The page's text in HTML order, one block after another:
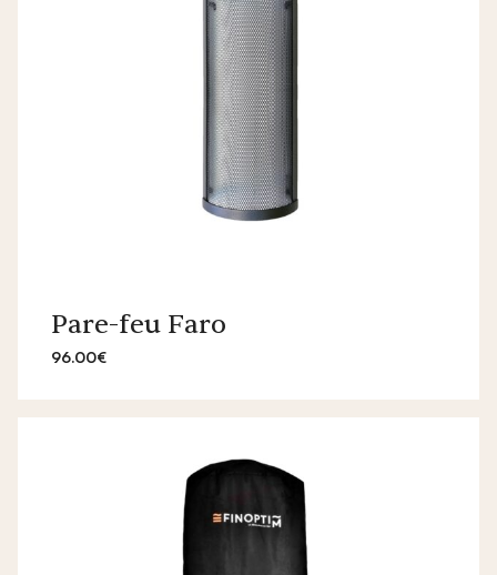
Pare-feu Faro
96.00€